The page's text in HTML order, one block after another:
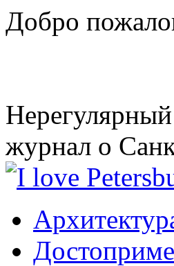
Добро
журнал о